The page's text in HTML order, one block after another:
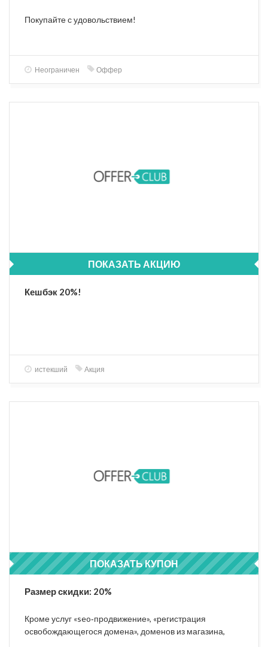
Покупайте с удовольствием!
Неограничен Оффер
ПОКАЗАТЬ АКЦИЮ
Кешбэк 20%!
истекший Акция
ПОКАЗАТЬ КУПОН
Размер скидки: 20%
Кроме услуг «seo‑продвижение», «регистрация
освобождающегося домена», доменов из магазина,